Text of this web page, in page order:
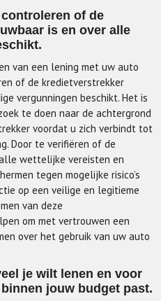
of de
is en over alle
van een lening met uw auto
of de kredietverstrekker
vergunningen beschikt. Het is
te doen naar de achtergrond
voordat u zich verbindt tot
Door te verifiëren of de
wettelijke vereisten en
tegen mogelijke risico’s
op een veilige en legitieme
van deze
om met vertrouwen een
over het gebruik van uw auto
je wilt lenen en voor
jouw budget past.